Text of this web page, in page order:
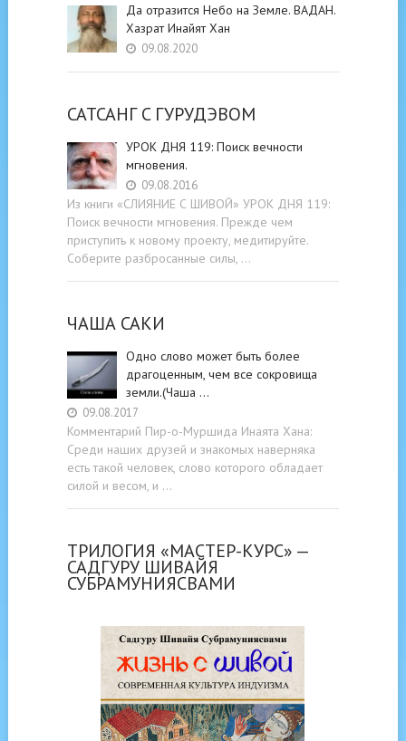
Да отразится Небо на Земле. ВАДАН.
Хазрат Инайят Хан
09.08.2020
САТСАНГ C ГУРУДЭВОМ
УРОК ДНЯ 119: Поиск вечности
мгновения.
09.08.2016
Из книги «СЛИЯНИЕ С ШИВОЙ» УРОК ДНЯ 119:
Поиск вечности мгновения. Прежде чем
приступить к новому проекту, медитируйте.
Соберите разбросанные силы, …
ЧАША САКИ
Одно слово может быть более
драгоценным, чем все сокровища
земли.(Чаша …
09.08.2017
Комментарий Пир-о-Муршида Инаята Хана:
Среди наших друзей и знакомых наверняка
есть такой человек, слово которого обладает
силой и весом, и …
ТРИЛОГИЯ «МАСТЕР-КУРС» —
САДГУРУ ШИВАЙЯ
СУБРАМУНИЯСВАМИ